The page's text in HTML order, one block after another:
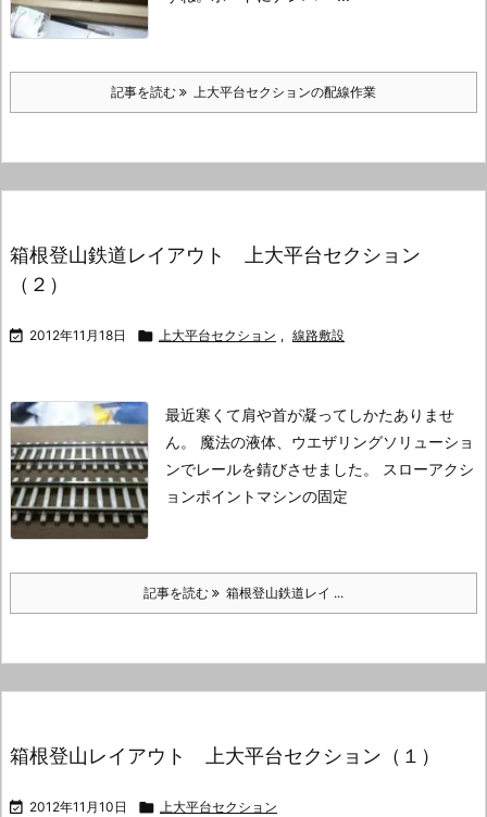
記事を読む 上大平台セクションの配線作業
箱根登山鉄道レイアウト 上大平台セクション
（２）
 2012年11月18日  上大平台セクション , 線路敷設
最近寒くて肩や首が凝ってしかたありませ
ん。
魔法の液体、ウエザリングソリューショ
ンでレールを錆びさせました。
スローアクシ
ョンポイントマシンの固定
記事を読む 箱根登山鉄道レイ ...
箱根登山レイアウト 上大平台セクション（１）
 2012年11月10日  上大平台セクション